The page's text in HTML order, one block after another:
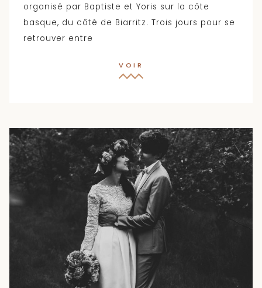
organisé par Baptiste et Yoris sur la côte
basque, du côté de Biarritz. Trois jours pour se
retrouver entre
VOIR